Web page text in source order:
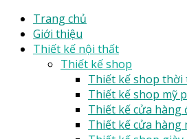
Trang chủ
Giới thiệu
Thiết kế nội thất
Thiết kế shop
Thiết kế shop thời
Thiết kế shop mỹ
Thiết kế cửa hàng
Thiết kế cửa hàng